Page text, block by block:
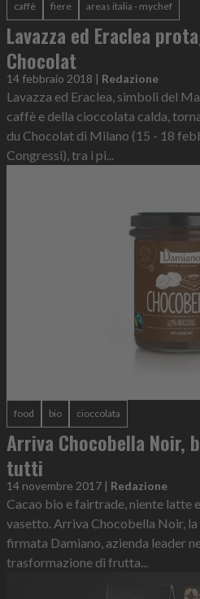
caffè fiere areas italia - mychef
Lavazza ed Eraclea
Chocolat
14 febbraio 2018 | Redazione
Lavazza ed Eraclea, simboli del
caffè e della cioccolata calda,
du Chocolat di Milano (15 - 18
Congressi), tra i pi...
food bio cioccolata
Arriva Chocobella Noir,
tutti
14 novembre 2017 Redazione
Cacao bio e fairtrade, niente latte
vasetto. Arriva Chocobella Noir,
firmata Damiano, azienda leader
trasformazione di frutta...